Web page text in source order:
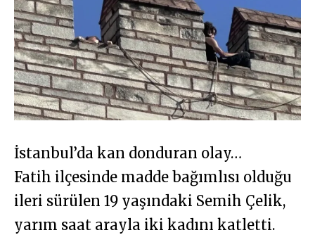
İstanbul’da kan donduran olay…
Fatih ilçesinde madde bağımlısı olduğu
ileri sürülen 19 yaşındaki Semih Çelik,
yarım saat arayla iki kadını katletti.